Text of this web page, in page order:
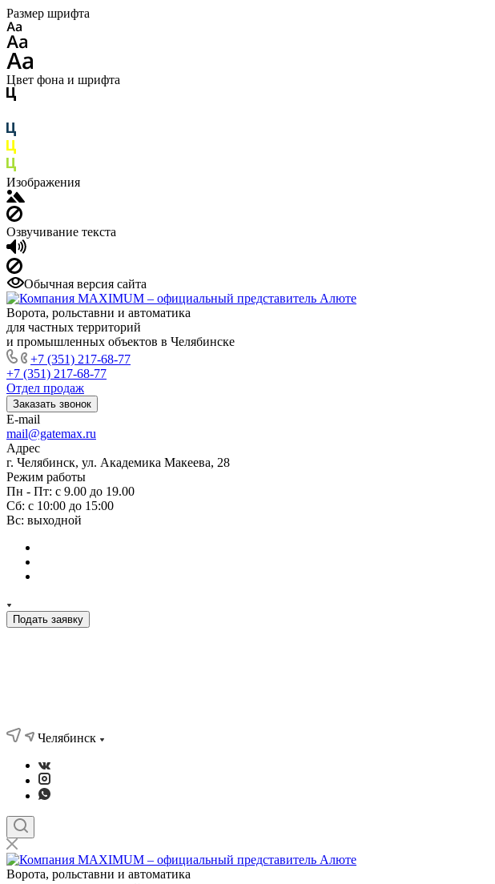
Размер шрифта
Цвет фона и шрифта
Изображения
Озвучивание текста
Обычная версия сайта
Ворота, рольставни и автоматика
для частных территорий
и промышленных объектов в Челябинске
+7 (351) 217-68-77
+7 (351) 217-68-77
Отдел продаж
Заказать звонок
E-mail
mail@gatemax.ru
Адрес
г. Челябинск, ул. Академика Макеева, 28
Режим работы
Пн - Пт: с 9.00 до 19.00
Сб: с 10:00 до 15:00
Вс: выходной
Подать заявку
Челябинск
Ворота, рольставни и автоматика